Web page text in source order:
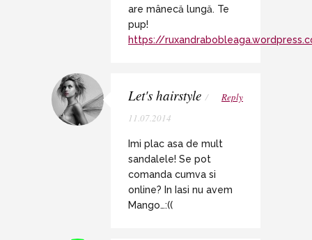
are mânecă lungă. Te
pup!
https://
Let's hairstyle /
11.07.2014
Reply
Imi plac asa de mult
sandalele! Se pot
comanda cumva si
online? In Iasi nu avem
Mango…:((